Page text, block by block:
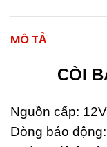
MÔ TẢ
CÒI
Nguồn cấp:
Dòng báo